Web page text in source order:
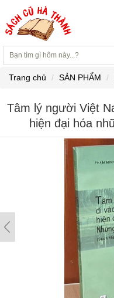
Trang chủ SẢN PHẨM
Tâm lý người Việt
hiện đại hóa